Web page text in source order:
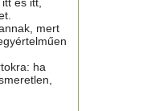
mert
ha